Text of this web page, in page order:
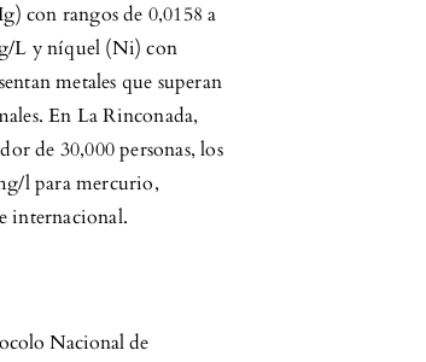
con rangos de 0,0158 a
L y níquel (Ni) con
metales que superan
En La Rinconada,
de 30,000 personas, los
l para mercurio,
internacional.
Nacional de